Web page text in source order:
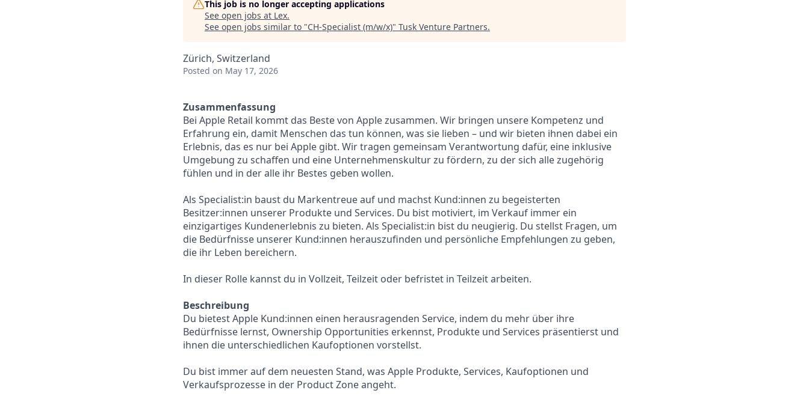
This job is no longer accepting applications
See open jobs at Lex.
See open jobs similar to "CH-Specialist (m/w/x)" Tusk Venture Partners.
Zürich, Switzerland
Posted on May 17, 2026
Zusammenfassung
Bei Apple Retail kommt das Beste von Apple zusammen. Wir bringen unsere Kompetenz und
Erfahrung ein, damit Menschen das tun können, was sie lieben – und wir bieten ihnen dabei ein
Erlebnis, das es nur bei Apple gibt. Wir tragen gemeinsam Verantwortung dafür, eine inklusive
Umgebung zu schaffen und eine Unternehmenskultur zu fördern, zu der sich alle zugehörig
fühlen und in der alle ihr Bestes geben wollen.
Als Specialist:in baust du Markentreue auf und machst Kund:innen zu begeisterten
Besitzer:innen unserer Produkte und Services. Du bist motiviert, im Verkauf immer ein
einzigartiges Kundenerlebnis zu bieten. Als Specialist:in bist du neugierig. Du stellst Fragen, um
die Bedürfnisse unserer Kund:innen herauszufinden und persönliche Empfehlungen zu geben,
die ihr Leben bereichern.
In dieser Rolle kannst du in Vollzeit, Teilzeit oder befristet in Teilzeit arbeiten.
Beschreibung
Du bietest Apple Kund:innen einen herausragenden Service, indem du mehr über ihre
Bedürfnisse lernst, Ownership Opportunities erkennst, Produkte und Services präsentierst und
ihnen die unterschiedlichen Kaufoptionen vorstellst.
Du bist immer auf dem neuesten Stand, was Apple Produkte, Services, Kaufoptionen und
Verkaufsprozesse in der Product Zone angeht.